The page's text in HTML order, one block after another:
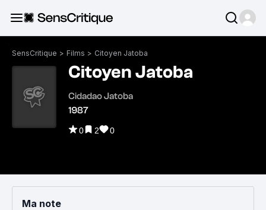
SensCritique > Films > Citoyen Jatoba
Citoyen Jatoba
Cidadao Jatoba
1987
0 2 0
Ma note